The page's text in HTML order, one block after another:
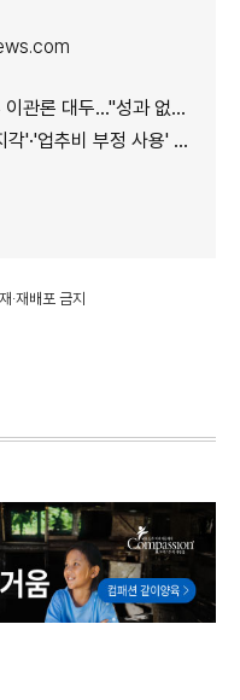
성과 없는 조직 과감히 폐지"
부정 사용' 의혹(프라임5)
재배포 금지